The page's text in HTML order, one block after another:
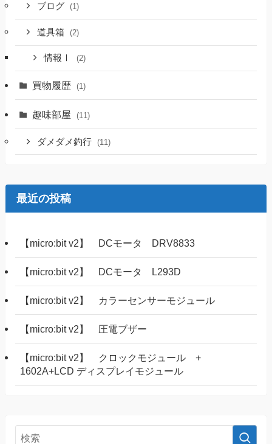
ブログ (1)
道具箱 (2)
情報Ⅰ (2)
買物履歴 (1)
趣味部屋 (11)
ダメダメ釣行 (11)
最近の投稿
【micro:bit v2】 DCモータ DRV8833
【micro:bit v2】 DCモータ L293D
【micro:bit v2】 カラーセンサーモジュール
【micro:bit v2】 圧電ブザー
【micro:bit v2】 クロックモジュール +
1602A+LCD ディスプレイモジュール